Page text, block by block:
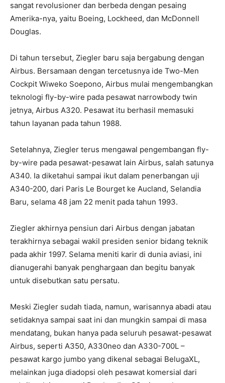
sangat revolusioner dan berbeda dengan pesaing
Amerika-nya, yaitu Boeing, Lockheed, dan McDonnell
Douglas.
Di tahun tersebut, Ziegler baru saja bergabung dengan
Airbus. Bersamaan dengan tercetusnya ide Two-Men
Cockpit Wiweko Soepono, Airbus mulai mengembangkan
teknologi fly-by-wire pada pesawat narrowbody twin
jetnya, Airbus A320. Pesawat itu berhasil memasuki
tahun layanan pada tahun 1988.
Setelahnya, Ziegler terus mengawal pengembangan fly-
by-wire pada pesawat-pesawat lain Airbus, salah satunya
A340. Ia diketahui sampai ikut dalam penerbangan uji
A340-200, dari Paris Le Bourget ke Aucland, Selandia
Baru, selama 48 jam 22 menit pada tahun 1993.
Ziegler akhirnya pensiun dari Airbus dengan jabatan
terakhirnya sebagai wakil presiden senior bidang teknik
pada akhir 1997. Selama meniti karir di dunia aviasi, ini
dianugerahi banyak penghargaan dan begitu banyak
untuk disebutkan satu persatu.
Meski Ziegler sudah tiada, namun, warisannya abadi atau
setidaknya sampai saat ini dan mungkin sampai di masa
mendatang, bukan hanya pada seluruh pesawat-pesawat
Airbus, seperti A350, A330neo dan A330-700L –
pesawat kargo jumbo yang dikenal sebagai BelugaXL,
melainkan juga diadopsi oleh pesawat komersial dari